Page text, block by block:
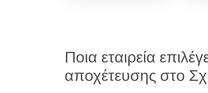
Ποια εταιρεία
αποχέτευσης στο